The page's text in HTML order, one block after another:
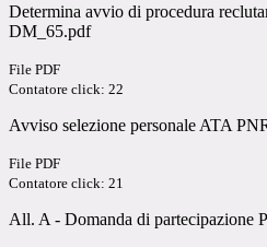
Determina avvio di procedura
DM_65.pdf
File PDF
Contatore click: 22
Avviso selezione personale ATA
File PDF
Contatore click: 21
All. A - Domanda di partecipazione